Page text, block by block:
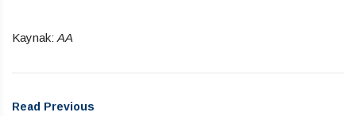
Kaynak: AA
Read Previous